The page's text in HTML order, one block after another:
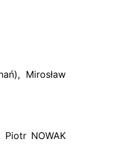
Mirosław
Piotr NOWAK